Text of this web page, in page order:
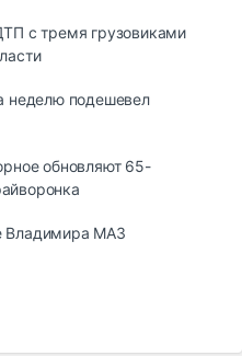
с тремя грузовиками
неделю подешевел
обновляют 65-
Владимира МАЗ